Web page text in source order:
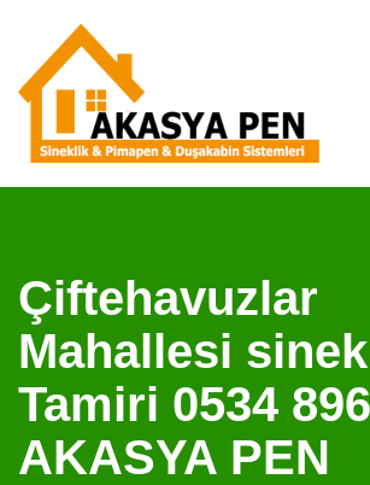
Çiftehavuzlar
Mahallesi
Tamiri 0534
AKASYA PEN